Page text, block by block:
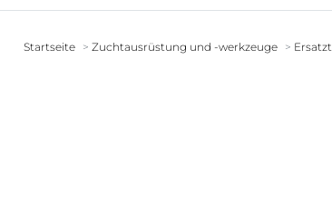
Startseite Zuchtausrüstung und -werkzeuge